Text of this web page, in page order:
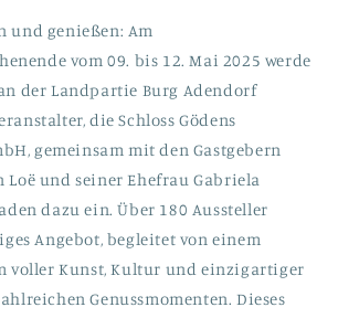
und genießen: Am
vom 09. bis 12. Mai 2025 werde
der Landpartie Burg Adendorf
die Schloss Gödens
gemeinsam mit den Gastgebern
Loë und seiner Ehefrau Gabriela
dazu ein. Über 180 Aussteller
Angebot, begleitet von einem
voller Kunst, Kultur und einzigartiger
Genussmomenten. Dieses